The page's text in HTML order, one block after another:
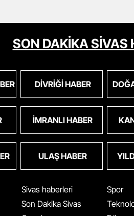
SON DAKİKA SİVAS
DIVRIĞI HABER
İMRANLI HABER
ULAŞ HABER
Sivas haberleri
Son Dakika Sivas
Spor